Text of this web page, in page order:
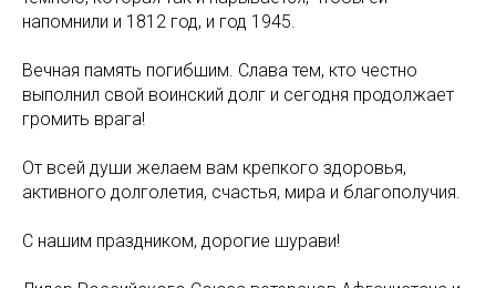
напомнили и 1812 год, и год 1945.
Вечная память погибшим. Слава тем, кто честно
выполнил свой воинский долг и сегодня продолжает
громить врага!
От всей души желаем вам крепкого здоровья,
активного долголетия, счастья, мира и благополучия.
С нашим праздником, дорогие шурави!